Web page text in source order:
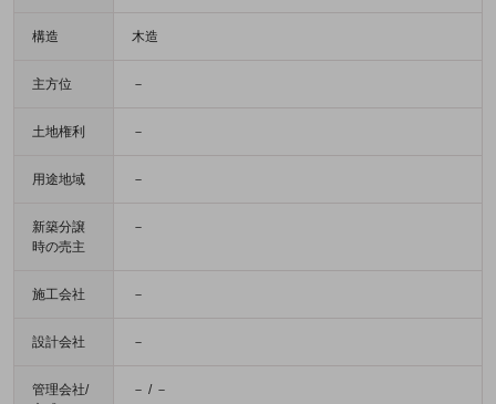
構造 木造
主方位 －
土地権利 －
用途地域 －
新築分譲
時の売主
－
施工会社 －
設計会社 －
管理会社/
－ / －